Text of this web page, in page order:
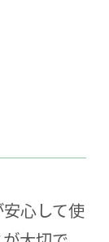
心して使